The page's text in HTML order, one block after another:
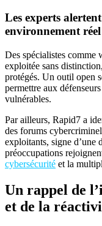
Les experts
environnement réel
Des spécialistes
exploitée sans
protégés. Un outil open
permettre aux
vulnérables.
Par ailleurs, Rapid7 a
des forums
exploitants, signe d’une
préoccupations
cybersécurité et la
Un rappel de
et de la